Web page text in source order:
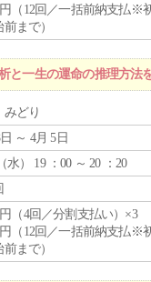
円（12回／一括前納支払※
まで）
と一生の運命の推理方法
どり
～ 4月 5日
水） 19 ：00 ～ 20 ：20
円（4回／分割支払い）×3
円（12回／一括前納支払※
まで）